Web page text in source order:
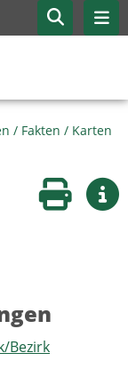
/ Fakten / Karten
Seite
Bezirk